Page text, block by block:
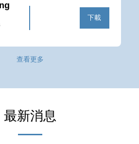
下載
查看更多
最新消息